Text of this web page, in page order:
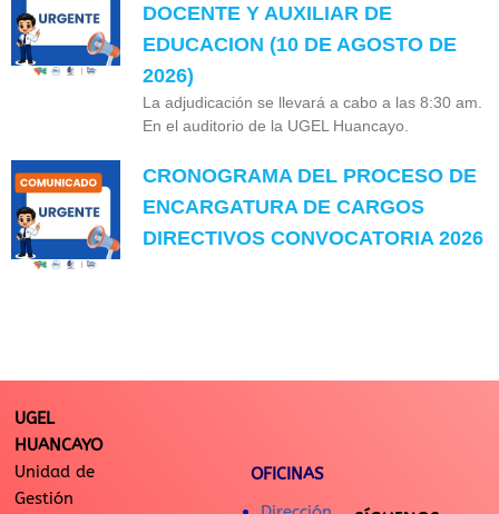
DOCENTE Y AUXILIAR DE
EDUCACION (10 DE AGOSTO DE
2026)
La adjudicación se llevará a cabo a las 8:30 am.
En el auditorio de la UGEL Huancayo.
CRONOGRAMA DEL PROCESO DE
ENCARGATURA DE CARGOS
DIRECTIVOS CONVOCATORIA 2026
UGEL
HUANCAYO
Unidad de
Gestión
OFICINAS